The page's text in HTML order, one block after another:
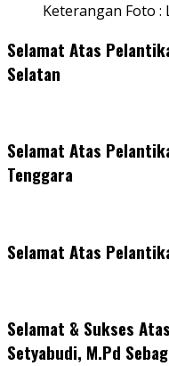
Keterangan Foto :
Selamat Atas
Selatan
Selamat Atas
Tenggara
Selamat Atas
Selamat & Sukses
Setyabudi, M.Pd